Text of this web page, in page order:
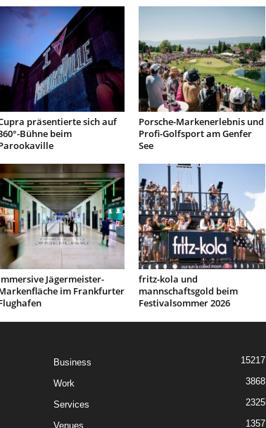
präsentierte sich auf
Bühne beim
Porsche-Markenerlebnis und
Profi-Golfsport am Genfer
See
Jägermeister-
im Frankfurter
fritz-kola und
mannschaftsgold beim
Festivalsommer 2026
Business 15217
Work 3868
Services 2325
Venues 1357